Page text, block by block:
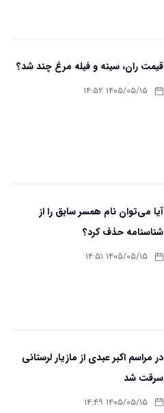
قیمت ران، سینه و فیله مرغ چند شد؟
۱۴۰۵/۰۵/۱۵ ۱۴:۵۲
آیا می‌توان نام همسر سابق را از
شناسنامه حذف کرد؟
۱۴۰۵/۰۵/۱۵ ۱۴:۵۱
در مراسم اکبر عبدی از مازیار لرستانی
سرقت شد
۱۴۰۵/۰۵/۱۵ ۱۴:۴۹